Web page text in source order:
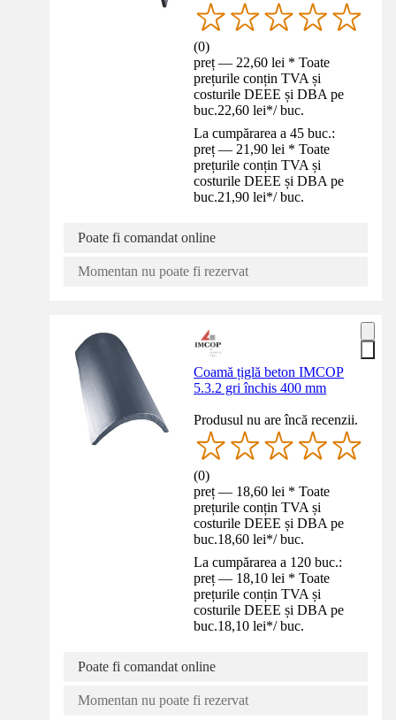
(0)
preț — 22,60 lei * Toate
prețurile conțin TVA și
costurile DEEE și DBA pe
buc.22,60 lei*/ buc.
La cumpărarea a 45 buc.:
preț — 21,90 lei * Toate
prețurile conțin TVA și
costurile DEEE și DBA pe
buc.21,90 lei*/ buc.
Poate fi comandat online
Momentan nu poate fi rezervat
Coamă țiglă beton IMCOP
5.3.2 gri închis 400 mm
Produsul nu are încă recenzii.
(0)
preț — 18,60 lei * Toate
prețurile conțin TVA și
costurile DEEE și DBA pe
buc.18,60 lei*/ buc.
La cumpărarea a 120 buc.:
preț — 18,10 lei * Toate
prețurile conțin TVA și
costurile DEEE și DBA pe
buc.18,10 lei*/ buc.
Poate fi comandat online
Momentan nu poate fi rezervat